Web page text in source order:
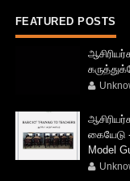
FEATURED POSTS
கையேடு
Model